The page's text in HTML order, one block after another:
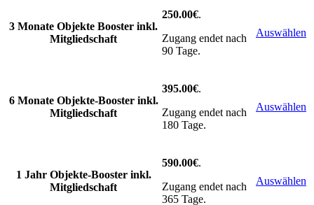
3 Monate Objekte Booster inkl.
Mitgliedschaft
250.00€.
Zugang endet nach
90 Tage.
Auswählen
6 Monate Objekte-Booster inkl.
Mitgliedschaft
395.00€.
Zugang endet nach
180 Tage.
Auswählen
1 Jahr Objekte-Booster inkl.
Mitgliedschaft
590.00€.
Zugang endet nach
365 Tage.
Auswählen